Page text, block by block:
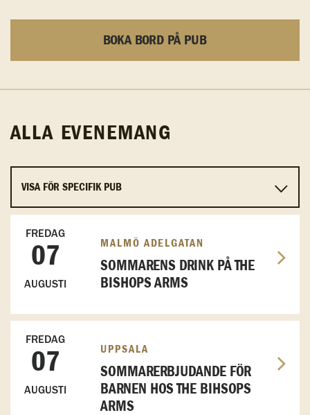
BOKA BORD PÅ PUB
ALLA EVENEMANG
FREDAG
07
AUGUSTI
MALMÖ ADELGATAN
SOMMARENS DRINK PÅ THE
BISHOPS ARMS
FREDAG
07
AUGUSTI
UPPSALA
SOMMARERBJUDANDE FÖR
BARNEN HOS THE BIHSOPS
ARMS